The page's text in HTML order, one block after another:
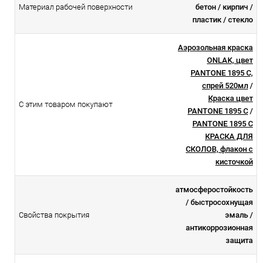
Материал рабочей поверхности
бетон / кирпич /
пластик / стекло
С этим товаром покупают
Аэрозольная краска
ONLAK, цвет
PANTONE 1895 C,
спрей 520мл /
Краска цвет
PANTONE 1895 C /
PANTONE 1895 C
КРАСКА ДЛЯ
СКОЛОВ, флакон с
кисточкой
Свойства покрытия
атмосферостойкоcть
/ быстросохнущая
эмаль /
антикоррозионная
защита